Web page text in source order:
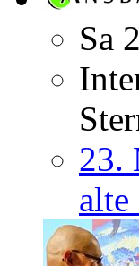
Sa
23.
alte